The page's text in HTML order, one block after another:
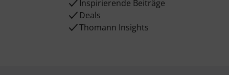
Inspirierende Beiträge
Deals
Thomann Insights